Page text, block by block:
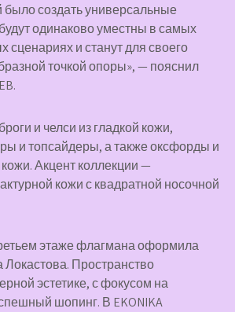
было создать универсальные
одинаково уместны в самых
сценариях и станут для своего
точкой опоры», — пояснил
и челси из гладкой кожи,
и топсайдеры, а также оксфорды и
Акцент коллекции —
кожи с квадратной носочной
этаже флагмана оформила
Локастова. Пространство
эстетике, с фокусом на
шопинг. В EKONIKA